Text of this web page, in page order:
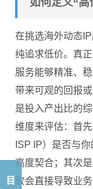
如何定义“
在挑选海外动态
纯追求低价。真正
服务能够精准、
带来可观的回报
是投入产出比的
维度来评估：首
ISP IP）是否与
高度契合；其次是
败会直接导致业
目